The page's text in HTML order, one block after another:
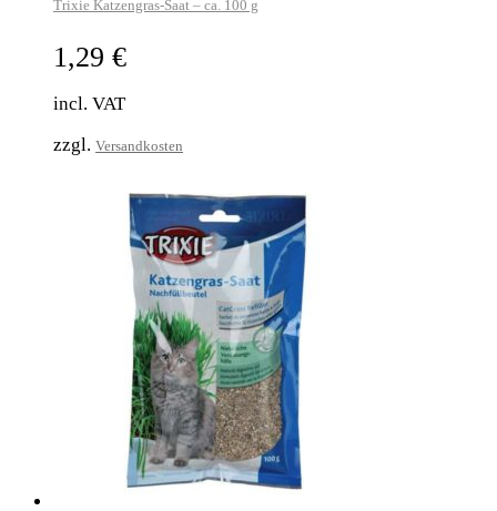
Trixie Katzengras-Saat – ca. 100 g
1,29 €
incl. VAT
zzgl. Versandkosten